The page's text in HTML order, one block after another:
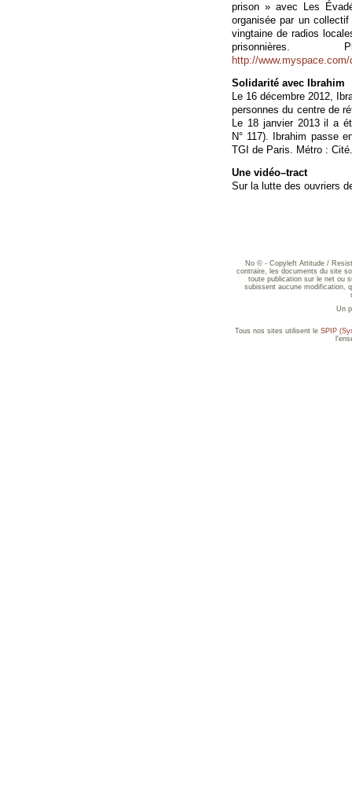
prison » avec Les
organisée par un
vingtaine de radios
http://
Solidarité avec Ibrahim
Le 16 décembre 2012,
personnes du centre de
Le 18 janvier 2013 il a
N° 117). Ibrahim passe
TGI de Paris. Métro :
Une vidéo–tract
Sur la lutte des ouvriers
No © - Copyleft Attitude /
contraire, les documents du site
toute publication sur le net ou
subissent aucune modification,
Un
Tous nos sites utilisent le SPIP